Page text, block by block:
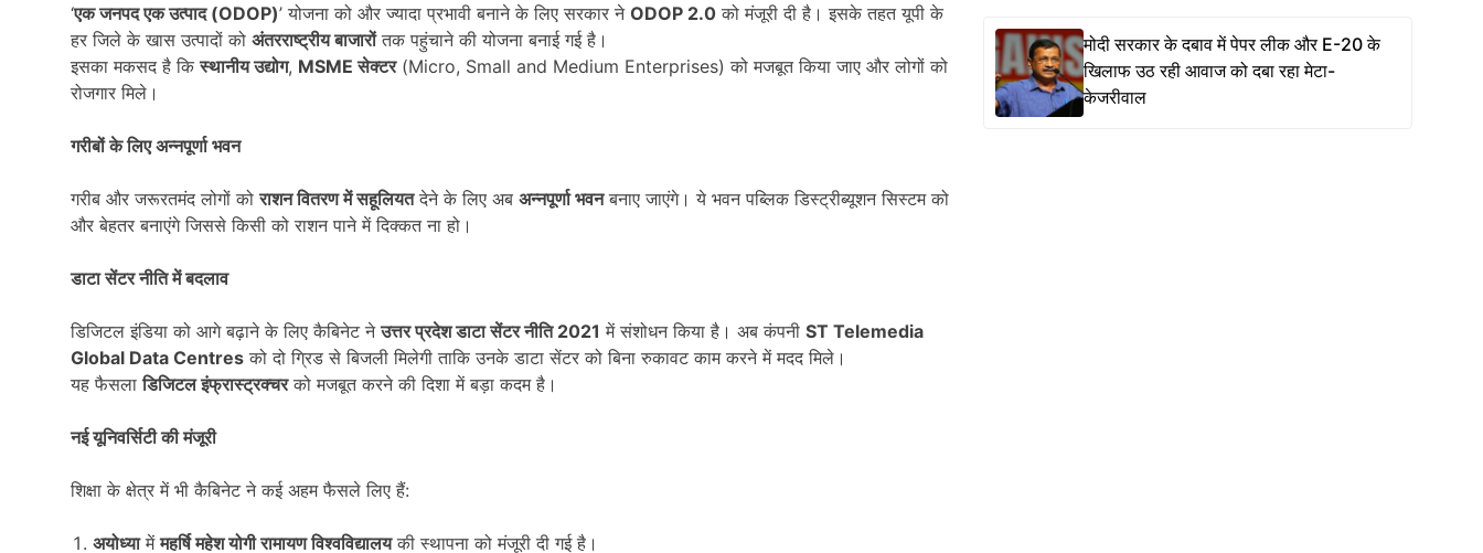
‘एक जनपद एक उत्पाद (ODOP)’ योजना को और ज्यादा प्रभावी बनाने के लिए सरकार ने ODOP 2.0 को मंजूरी दी है। इसके तहत यूपी के
हर जिले के खास उत्पादों को अंतरराष्ट्रीय बाजारोंतक पहुंचाने की योजना बनाई गई है।
इसका मकसद है किस्थानीय उद्योग, MSMEसेक्टर(Micro, Small and Medium Enterprises) को मजबूत किया जाए और लोगों को
रोजगार मिले।
गरीबों के लिए अन्नपूर्णा भवन
गरीब और जरूरतमंद लोगों कोराशन वितरण में सहूलियतदेने के लिए अब अन्नपूर्णा भवनबनाए जाएंगे। ये भवन पब्लिक डिस्ट्रीब्यूशन सिस्टम को
और बेहतर बनाएंगे जिससे किसी को राशन पाने में दिक्कत ना हो।
डाटा सेंटर नीति में बदलाव
डिजिटल इंडिया को आगे बढ़ाने के लिए कैबिनेट नेउत्तर प्रदेश डाटा सेंटर नीति 2021 में संशोधन किया है। अब कंपनी ST Telemedia
Global Data Centres को दो ग्रिड से बिजली मिलेगी ताकि उनके डाटा सेंटर को बिना रुकावट काम करने में मदद मिले।
यह फैसलाडिजिटल इंफ्रास्ट्रक्चरको मजबूत करने की दिशा में बड़ा कदम है।
नई यूनिवर्सिटी की मंजूरी
शिक्षा के क्षेत्र में भी कैबिनेट ने कई अहम फैसले लिए हैं:
अयोध्यामेंमहर्षि महेश योगी रामायण विश्वविद्यालयकी स्थापना को मंजूरी दी गई है।
मोदी सरकार के दबाव में पेपर लीक और E-20 के
खिलाफ उठ रही आवाज को दबा रहा मेटा-
केजरीवाल